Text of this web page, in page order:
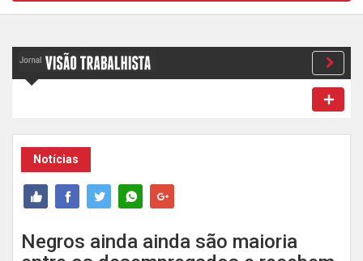
Notícias
Negros ainda ainda são maioria